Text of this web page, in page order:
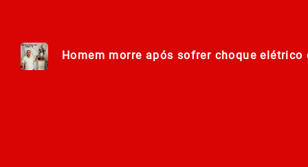
Homem morre após sofrer choque
Lei Maria da Penha completa 20 anos
278ª Romaria do Muquém começa com
Centro Municipal de Apoio aos Romeiros